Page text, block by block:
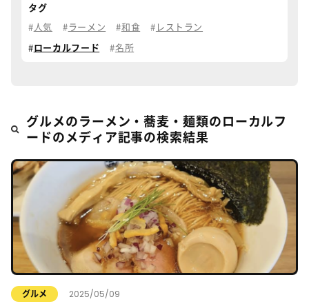
タグ
人気 ラーメン 和食 レストラン
ローカルフード 名所
グルメのラーメン・蕎麦・麺類のローカルフ
ードのメディア記事の検索結果
グルメ 2025/05/09